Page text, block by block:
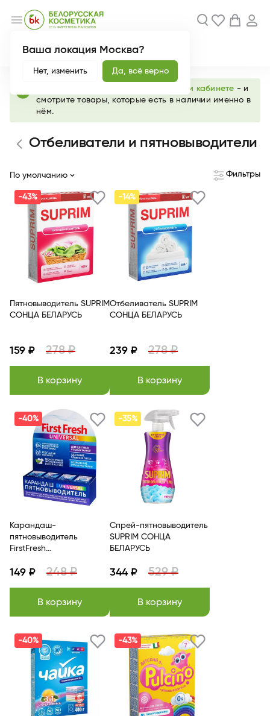
Ваша локация Москва?
Нет, изменить Да, всё верно
menu
Новинки Акции
info личном кабинете - и
смотрите товары, которые есть в наличии именно в
нём.
Отбеливатели и пятновыводители
По умолчанию Фильтры
-43%
Пятновыводитель SUPRIM
СОНЦА БЕЛАРУСЬ
159 ₽ 278 ₽
В корзину
-14%
Отбеливатель SUPRIM
СОНЦА БЕЛАРУСЬ
239 ₽ 278 ₽
В корзину
-40%
Карандаш-
пятновыводитель
FirstFresh
АЭРО-ПРО
149 ₽ 248 ₽
В корзину
-35%
Спрей-пятновыводитель
SUPRIM СОНЦА
БЕЛАРУСЬ
344 ₽ 529 ₽
В корзину
-40% -43%